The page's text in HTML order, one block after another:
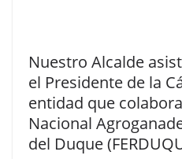
Nuestro Alcalde
el Presidente de la
entidad que
Nacional
del Duque